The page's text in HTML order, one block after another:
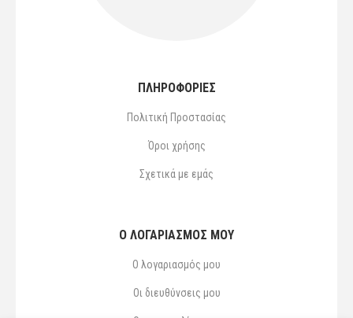
ΠΛΗΡΟΦΟΡΙΕΣ
Πολιτική Προστασίας
Όροι χρήσης
Σχετικά με εμάς
Ο ΛΟΓΑΡΙΑΣΜΌΣ ΜΟΥ
Ο λογαριασμός μου
Οι διευθύνσεις μου